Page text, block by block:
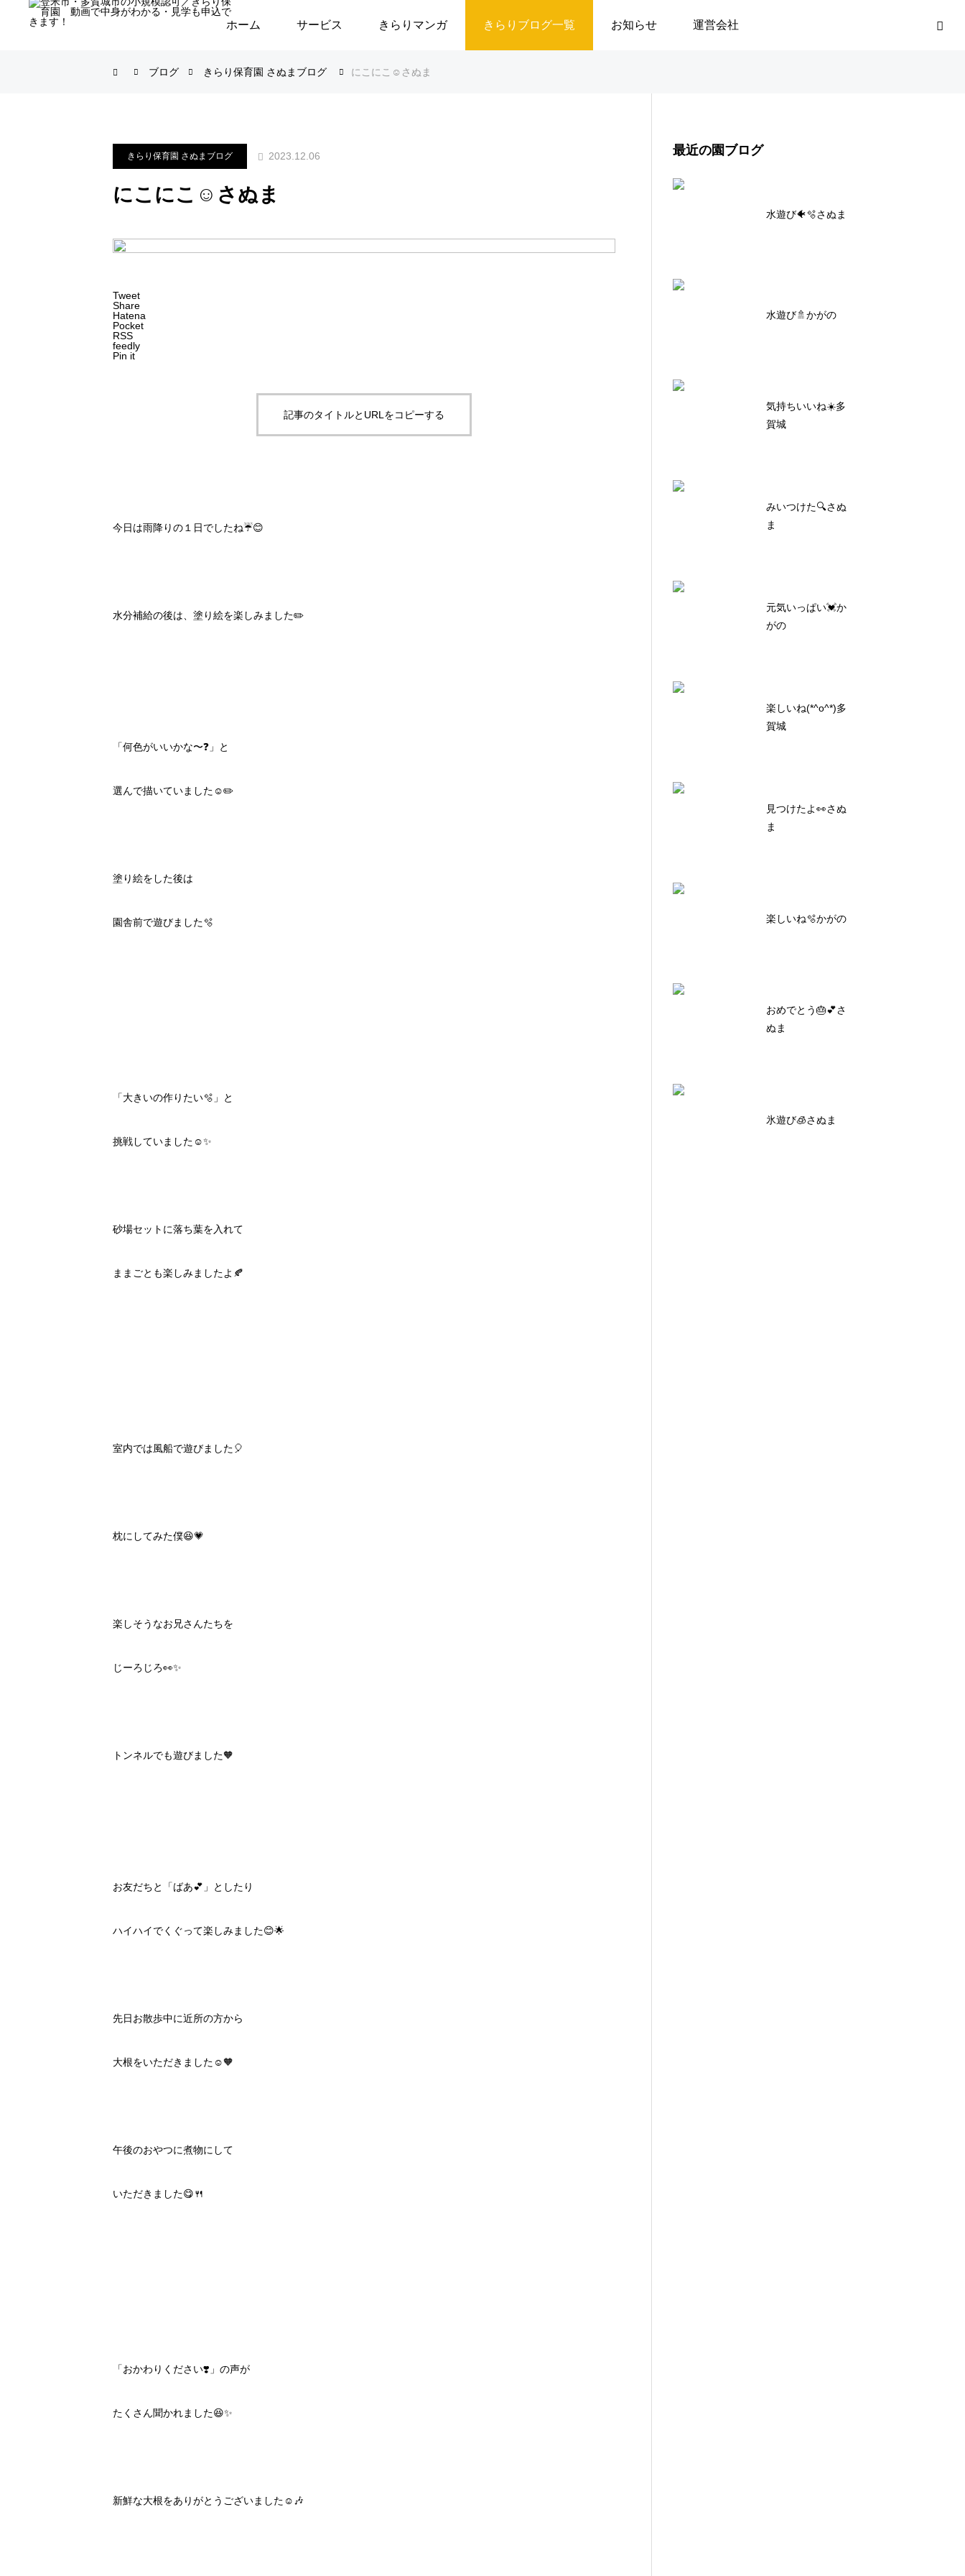
ホーム サービス きらりマンガ きらりブログ一覧 お知らせ 運営会社
ブログ きらり保育園 さぬまブログ にこにこ☺️さぬま
きらり保育園 さぬまブログ 2023.12.06
にこにこ☺️さぬま
Tweet
Share
Hatena
Pocket
RSS
feedly
Pin it
記事のタイトルとURLをコピーする
今日は雨降りの１日でしたね☔️😊
水分補給の後は、塗り絵を楽しみました✏️
「何色がいいかな〜❓」と
選んで描いていました☺️✏️
塗り絵をした後は
園舎前で遊びました🫧
「大きいの作りたい🫧」と
挑戦していました☺️✨
砂場セットに落ち葉を入れて
ままごとも楽しみましたよ🍂
室内では風船で遊びました🎈
枕にしてみた僕😆💗
楽しそうなお兄さんたちを
じーろじろ👀✨
トンネルでも遊びました🧡
お友だちと「ばあ💕」としたり
ハイハイでくぐって楽しみました😊🌟
先日お散歩中に近所の方から
大根をいただきました☺️🧡
午後のおやつに煮物にして
いただきました😋🍴
「おかわりください❣️」の声が
たくさん聞かれました😆✨
新鮮な大根をありがとうございました☺️🎶
最近の園ブログ
水遊び🐠🫧さぬま
水遊び🚿かがの
気持ちいいね☀️多
賀城
みいつけた🔍さぬ
ま
元気いっぱい💓か
がの
楽しいね(*^o^*)多
賀城
見つけたよ👀さぬ
ま
楽しいね🫧かがの
おめでとう🎂💕さ
ぬま
氷遊び🧊さぬま